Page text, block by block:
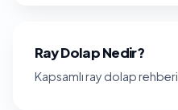
Ray Dolap Nedir?
Kapsamlı ray dolap rehberi